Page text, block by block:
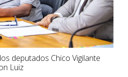
deputados Chico Vigilante
Luiz